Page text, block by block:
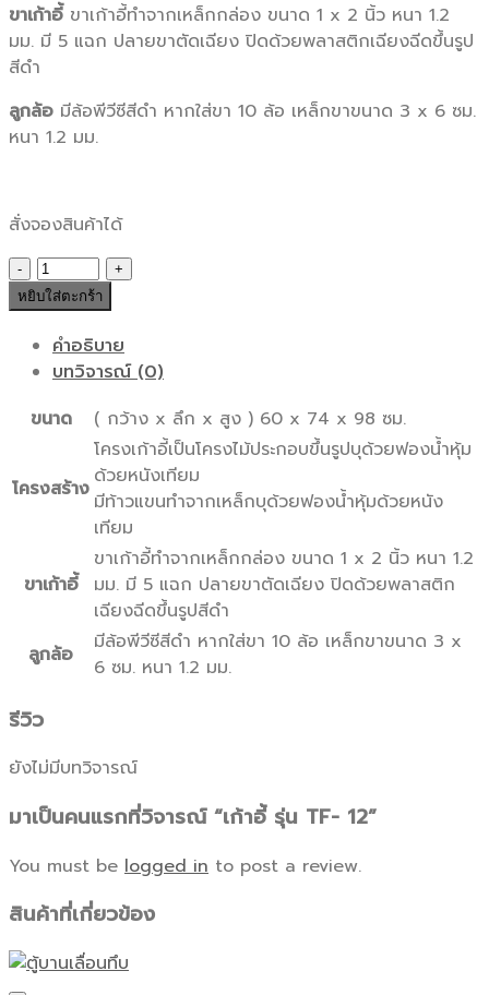
ขาเก้าอี้ ขาเก้าอี้ทำจากเหล็กกล่อง ขนาด 1 x 2 นิ้ว หนา 1.2
มม. มี 5 แฉก ปลายขาตัดเฉียง ปิดด้วยพลาสติกเฉียงฉีดขึ้นรูป
สีดำ
ลูกล้อ มีล้อพีวีซีสีดำ หากใส่ขา 10 ล้อ เหล็กขาขนาด 3 x 6 ซม.
หนา 1.2 มม.
สั่งจองสินค้าได้
จำนวน
เก้าอี้
รุ่น
TF-
12
หยิบใส่ตะกร้า
คำอธิบาย
บทวิจารณ์ (0)
ขนาด
( กว้าง x ลึก x สูง ) 60 x 74 x 98 ซม.
โครงสร้าง
โครงเก้าอี้เป็นโครงไม้ประกอบขึ้นรูปบุด้วยฟองน้ำหุ้ม
ด้วยหนังเทียม
มีท้าวแขนทำจากเหล็กบุด้วยฟองน้ำหุ้มด้วยหนัง
เทียม
ขาเก้าอี้
ขาเก้าอี้ทำจากเหล็กกล่อง ขนาด 1 x 2 นิ้ว หนา 1.2
มม. มี 5 แฉก ปลายขาตัดเฉียง ปิดด้วยพลาสติก
เฉียงฉีดขึ้นรูปสีดำ
ลูกล้อ
มีล้อพีวีซีสีดำ หากใส่ขา 10 ล้อ เหล็กขาขนาด 3 x
6 ซม. หนา 1.2 มม.
รีวิว
ยังไม่มีบทวิจารณ์
มาเป็นคนแรกที่วิจารณ์ “เก้าอี้ รุ่น TF- 12”
You must be logged in to post a review.
สินค้าที่เกี่ยวข้อง